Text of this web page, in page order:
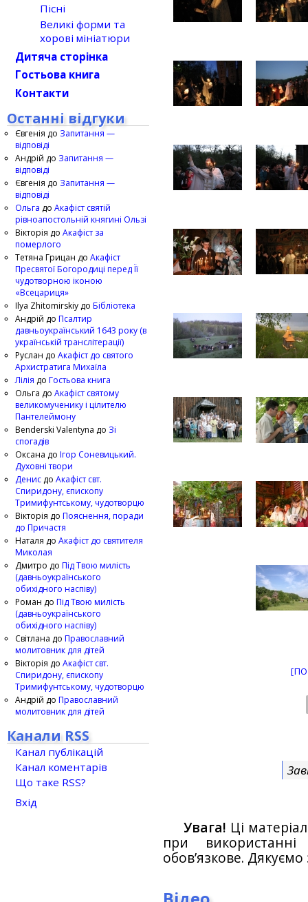
Увага! Ці
при
обов’язкове.
Пісні
Великі форми та
хорові мініатюри
Дитяча сторінка
Гостьова книга
Контакти
Останні відгуки
Євгенія до Запитання —
відповіді
Андрій до Запитання —
відповіді
Євгенія до Запитання —
відповіді
Ольга до Акафіст святій
рівноапостольній княгині Ользі
Вікторія до Акафіст за
померлого
Тетяна Грицан до Акафіст
Пресвятої Богородиці перед Її
чудотворною іконою
«Всецариця»
Ilya Zhitomirskiy до Бібліотека
Андрій до Псалтир
давньоукраїнський 1643 року (в
українській транслітерації)
Руслан до Акафіст до святого
Архистратига Михаїла
Лілія до Гостьова книга
Ольга до Акафіст святому
великомученику і цілителю
Пантелеймону
Benderski Valentyna до Зі
спогадів
Оксана до Ігор Соневицький.
Духовні твори
Денис до Акафіст свт.
Спиридону, єпископу
Тримифунтському, чудотворцю
Вікторія до Пояснення, поради
до Причастя
Наталя до Акафіст до святителя
Миколая
Дмитро до Під Твою милість
(давньоукраїнського
обихідного наспіву)
Роман до Під Твою милість
(давньоукраїнського
обихідного наспіву)
Світлана до Православний
молитовник для дітей
Вікторія до Акафіст свт.
Спиридону, єпископу
Тримифунтському, чудотворцю
Андрій до Православний
молитовник для дітей
Канали RSS
Канал публікацій
Канал коментарів
Що таке RSS?
Вхід